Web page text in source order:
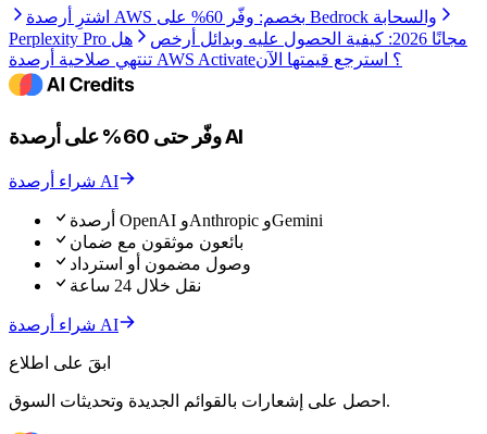
اشترِ أرصدة AWS بخصم: وفّر 60% على Bedrock والسحابة
Perplexity Pro مجانًا 2026: كيفية الحصول عليه وبدائل أرخص
هل
تنتهي صلاحية أرصدة AWS Activate؟ استرجع قيمتها الآن
وفّر حتى 60% على أرصدة AI
شراء أرصدة AI
أرصدة OpenAI وAnthropic وGemini
بائعون موثقون مع ضمان
وصول مضمون أو استرداد
نقل خلال 24 ساعة
شراء أرصدة AI
ابقَ على اطلاع
احصل على إشعارات بالقوائم الجديدة وتحديثات السوق.